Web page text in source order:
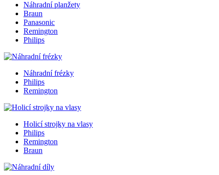
Náhradní planžety
Braun
Panasonic
Remington
Philips
Náhradní frézky
Philips
Remington
Holicí strojky na vlasy
Philips
Remington
Braun